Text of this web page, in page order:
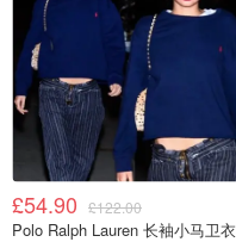
£54.90 £122.00
Polo Ralph Lauren 长袖小马卫衣